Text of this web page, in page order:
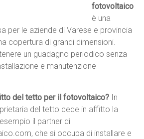
fotovoltaico
è una
per le aziende di Varese e provincia
copertura di grandi dimensioni.
un guadagno periodico senza
e manutenzione
del tetto per il fotovoltaico? In
del tetto cede in affitto la
il partner di
che si occupa di installare e